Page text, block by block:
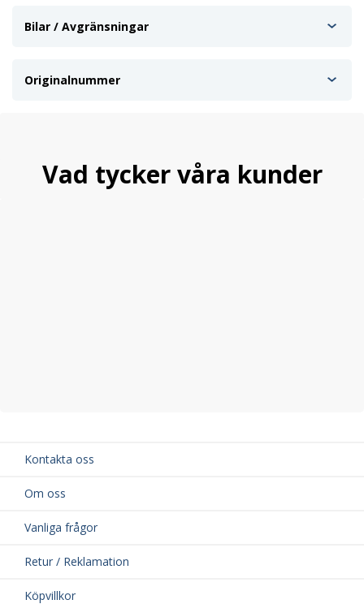
Bilar / Avgränsningar
Originalnummer
Vad tycker våra kunder
Kontakta oss
Om oss
Vanliga frågor
Retur / Reklamation
Köpvillkor